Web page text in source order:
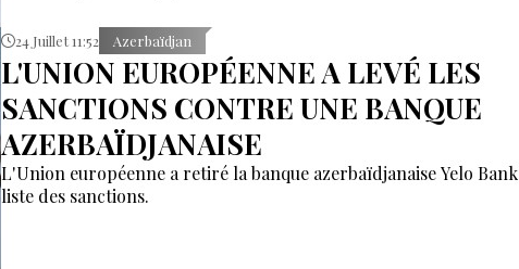
24 Juillet 11:52 Azerbaïdjan
L'UNION EUROPÉENNE A LEVÉ LES
SANCTIONS CONTRE UNE BANQUE
AZERBAÏDJANAISE
L'Union européenne a retiré la banque azerbaïdjanaise Yelo
liste des sanctions.